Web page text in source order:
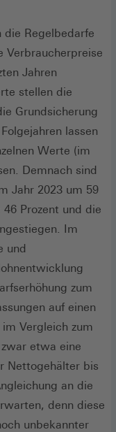
Regelbedarfe
Verbraucherpreise
Jahren
stellen die
Grundsicherung
lassen
Werte (im
Demnach sind
Jahr 2023 um 59
Prozent und die
Im
und
zum
auf einen
Vergleich zum
etwa eine
Nettogehälter bis
an die
denn diese
unbekannter